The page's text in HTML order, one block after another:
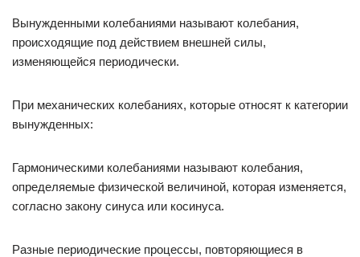
Вынужденными колебаниями называют колебания,
происходящие под действием внешней силы,
изменяющейся периодически.
При механических колебаниях, которые относят к категории
вынужденных:
Гармоническими колебаниями называют колебания,
определяемые физической величиной, которая изменяется,
согласно закону синуса или косинуса.
Разные периодические процессы, повторяющиеся в